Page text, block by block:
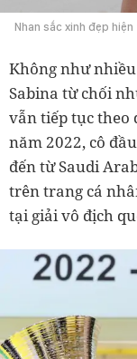
Nhan sắc xinh đẹp
Không như
Sabina từ chối
vẫn tiếp tục theo
năm 2022, cô
đến từ Saudi
trên trang cá
tại giải vô địch